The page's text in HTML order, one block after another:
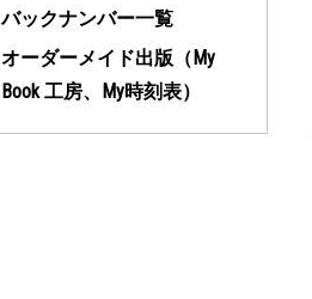
バックナンバー一覧
オーダーメイド出版（My
Book 工房、My時刻表）